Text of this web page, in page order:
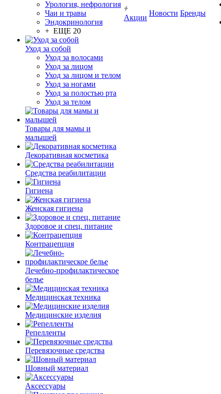
Урология, нефрология
Чаи и травы
Эндокринология
+ ЕЩЕ 20
Уход за собой
Уход за волосами
Уход за лицом
Уход за лицом и телом
Уход за ногами
Уход за полостью рта
Уход за телом
Товары для мамы и
малышей
Декоративная косметика
Средства реабилитации
Гигиена
Женская гигиена
Здоровое и спец. питание
Контрацепция
Лечебно-профилактическое
белье
Медицинская техника
Медицинские изделия
Репелленты
Перевязочные средства
Шовный материал
Аксессуары
Акции
Новости Бренды